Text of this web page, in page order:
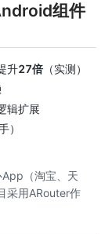
组件
升27倍（实测）
辑扩展
）
（淘宝、天
采用ARouter作